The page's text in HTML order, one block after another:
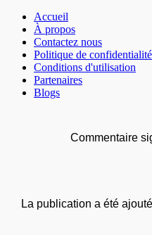
Accueil
À propos
Contactez nous
Politique de confidentialité
Conditions d'utilisation
Partenaires
Blogs
Commentaire
La publication a été